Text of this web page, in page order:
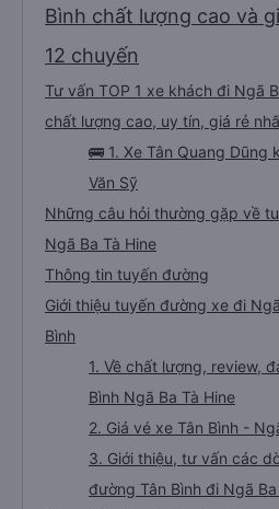
Bình chất lượng cao và
12 chuyến
Tư vấn TOP 1 xe khách đi Ngã
chất lượng cao, uy tín, giá rẻ
🚌 1. Xe Tân Quang Dũng
Văn Sỹ
Những câu hỏi thường gặp về
Ngã Ba Tà Hine
Thông tin tuyến đường
Giới thiệu tuyến đường xe đi
Bình
1. Về chất lượng, review,
Bình Ngã Ba Tà Hine
2. Giá vé xe Tân Bình -
3. Giới thiệu, tư vấn các
đường Tân Bình đi Ngã Ba